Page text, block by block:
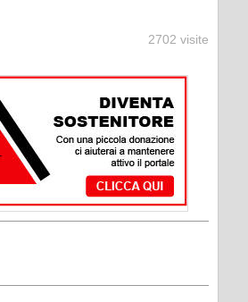
2702 visite